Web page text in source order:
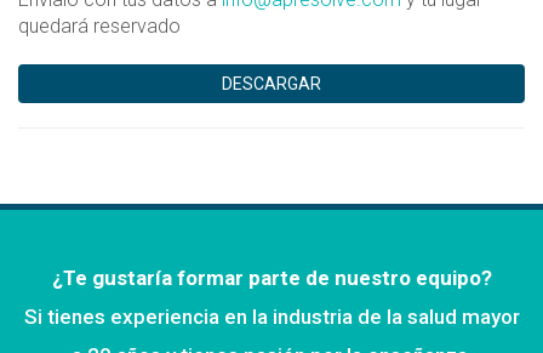
quedará reservado
DESCARGAR
¿Te gustaría formar parte de nuestro equipo?
Si tienes experiencia en la industria de la salud mayor